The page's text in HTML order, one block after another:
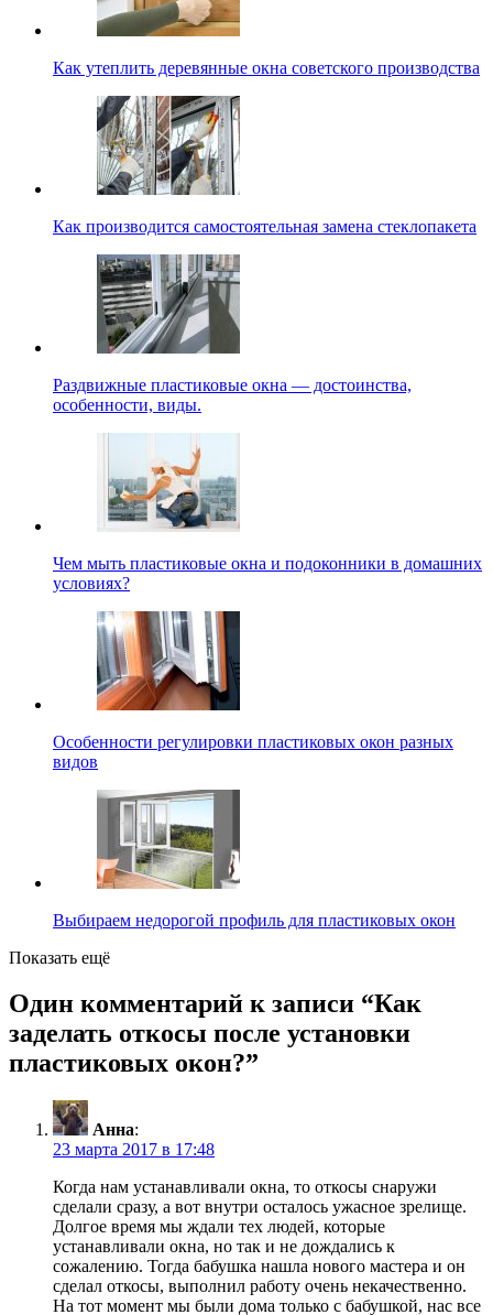
Как утеплить деревянные окна советского производства
Как производится самостоятельная замена стеклопакета
Раздвижные пластиковые окна — достоинства,
особенности, виды.
Чем мыть пластиковые окна и подоконники в домашних
условиях?
Особенности регулировки пластиковых окон разных
видов
Выбираем недорогой профиль для пластиковых окон
Показать ещё
Один комментарий к записи “Как
заделать откосы после установки
пластиковых окон?”
Анна:
23 марта 2017 в 17:48
Когда нам устанавливали окна, то откосы снаружи
сделали сразу, а вот внутри осталось ужасное зрелище.
Долгое время мы ждали тех людей, которые
устанавливали окна, но так и не дождались к
сожалению. Тогда бабушка нашла нового мастера и он
сделал откосы, выполнил работу очень некачественно.
На тот момент мы были дома только с бабушкой, нас все